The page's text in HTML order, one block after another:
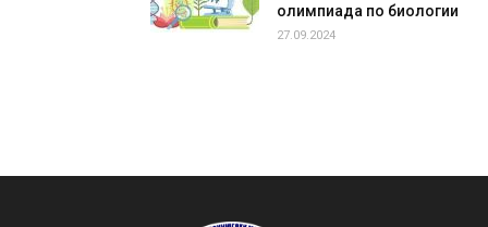
олимпиада по биологии
27.09.2024